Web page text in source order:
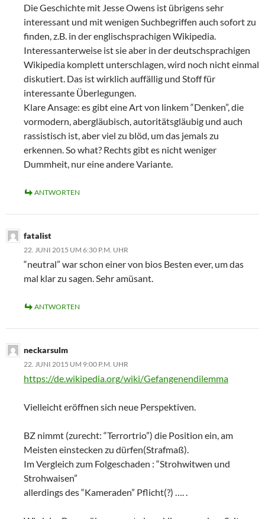
Die Geschichte mit Jesse Owens ist übrigens sehr
interessant und mit wenigen Suchbegriffen auch sofort zu
finden, z.B. in der englischsprachigen Wikipedia.
Interessanterweise ist sie aber in der deutschsprachigen
Wikipedia komplett unterschlagen, wird noch nicht einmal
diskutiert. Das ist wirklich auffällig und Stoff für
interessante Überlegungen.
Klare Ansage: es gibt eine Art von linkem “Denken”, die
vormodern, abergläubisch, autoritätsgläubig und auch
rassistisch ist, aber viel zu blöd, um das jemals zu
erkennen. So what? Rechts gibt es nicht weniger
Dummheit, nur eine andere Variante.
ANTWORTEN
fatalist
22. JUNI 2015 UM 6:30 P.M. UHR
“neutral” war schon einer von bios Besten ever, um das
mal klar zu sagen. Sehr amüsant.
ANTWORTEN
neckarsulm
22. JUNI 2015 UM 9:00 P.M. UHR
https://de.wikipedia.org/wiki/Gefangenendilemma
Vielleicht eröffnen sich neue Perspektiven.
BZ nimmt (zurecht: “Terrortrio”) die Position ein, am
Meisten einstecken zu dürfen(Strafmaß).
Im Vergleich zum Folgeschaden : “Strohwitwen und
Strohwaisen”
allerdings des “Kameraden” Pflicht(?) …. .